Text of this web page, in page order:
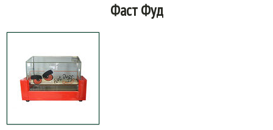
Фаст Фуд